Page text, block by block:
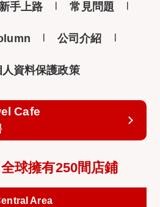
手上路 常見問題
公司介紹
人資料保護政策
Cafe
球擁有250間店鋪
Area